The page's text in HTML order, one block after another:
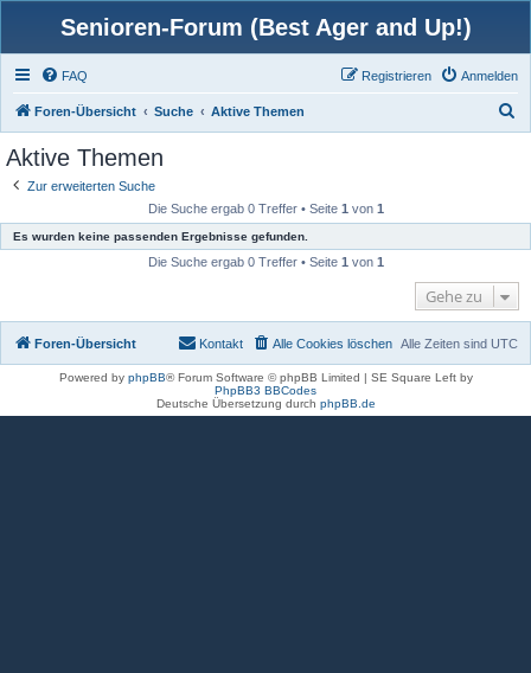
Senioren-Forum (Best Ager and Up!)
FAQ Anmelden
Registrieren
Foren-Übersicht Suche Aktive Themen
e
Aktive Themen
Zur erweiterten Suche
Die Suche ergab 0 Treffer • Seite 1 von 1
Es wurden keine passenden Ergebnisse gefunden.
Die Suche ergab 0 Treffer • Seite 1 von 1
Gehe zu
Foren-Übersicht Alle Zeiten sind UTC
Alle Cookies löschen
Kontakt
Powered by phpBB® Forum Software © phpBB Limited | SE Square Left by
PhpBB3 BBCodes
Deutsche Übersetzung durch phpBB.de